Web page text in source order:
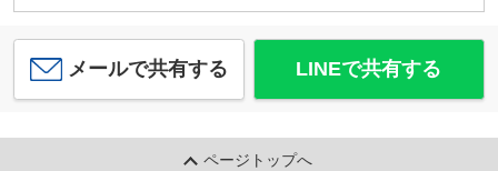
メールで共有する LINEで共有する
ページトップへ